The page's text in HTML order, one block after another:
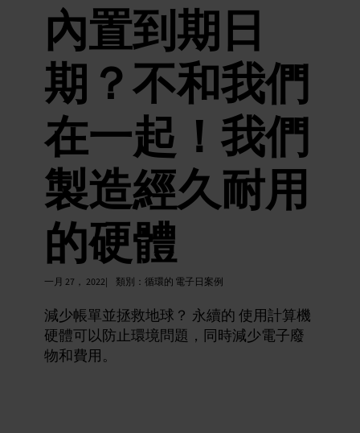
內置到期日
期？不和我們
在一起！我們
製造經久耐用
的硬體
一月 27， 2022| 類別： 循環的 電子日案例
減少帳單並拯救地球？ 永續的 使用計算機
硬體可以防止環境問題，同時減少電子廢
物和費用。